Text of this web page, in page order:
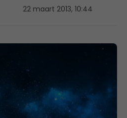
22 maart 2013, 10:44